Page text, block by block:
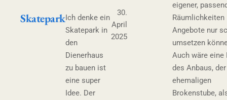
eigener,
Räumlichkeiten
Angebote nur
umsetzen
Auch wäre eine
des Anbaus, der
ehemaligen
Brokenstube,
SkateparkIch denke ein
Skatepark in
den
Dienerhaus
zu bauen ist
eine super
Idee. Der
30.
April
2025